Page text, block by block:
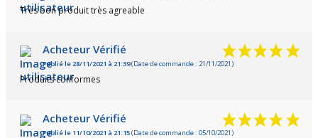
Très bon produit très agreable
Acheteur Vérifié
Publié le 28/11/2021 à 21:39(Date de commande : 21/11/2021)
Produits conformes
Acheteur Vérifié
Publié le 11/10/2021 à 21:15(Date de commande : 05/10/2021)